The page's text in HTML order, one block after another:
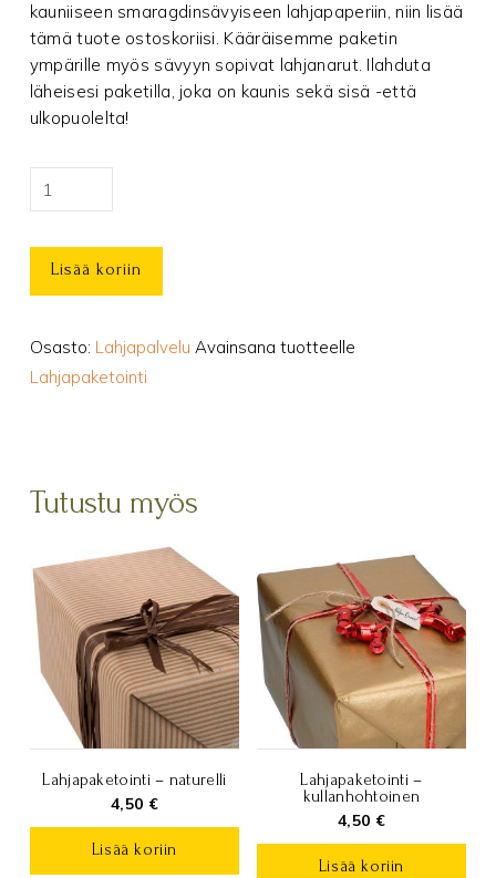
kauniiseen smaragdinsävyiseen lahjapaperiin, niin lisää
tämä tuote ostoskoriisi. Kääräisemme paketin
ympärille myös sävyyn sopivat lahjanarut. Ilahduta
läheisesi paketilla, joka on kaunis sekä sisä -että
ulkopuolelta!
Lahjapaketointi
-
määrä
Lisää koriin
Osasto: Lahjapalvelu Avainsana tuotteelle
Lahjapaketointi
Tutustu myös
Lahjapaketointi – naturelli
4,50 €
Lisää koriin
Lahjapaketointi –
kullanhohtoinen
4,50 €
Lisää koriin